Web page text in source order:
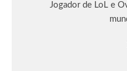
Jogador de LoL e